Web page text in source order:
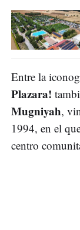
Entre la
Plazara!
Mugniyah,
1994, en el
centro